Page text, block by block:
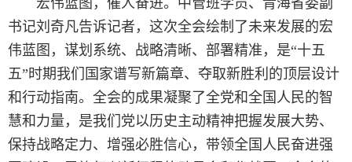
宏伟蓝图，催人奋进。中管班学员、青海省委副
书记刘奇凡告诉记者，这次全会绘制了未来发展的宏
伟蓝图，谋划系统、战略清晰、部署精准，是“十五
五”时期我们国家谱写新篇章、夺取新胜利的顶层设计
和行动指南。全会的成果凝聚了全党和全国人民的智
慧和力量，是我们党以历史主动精神把握发展大势、
保持战略定力、增强必胜信心，带领全国人民奋进强